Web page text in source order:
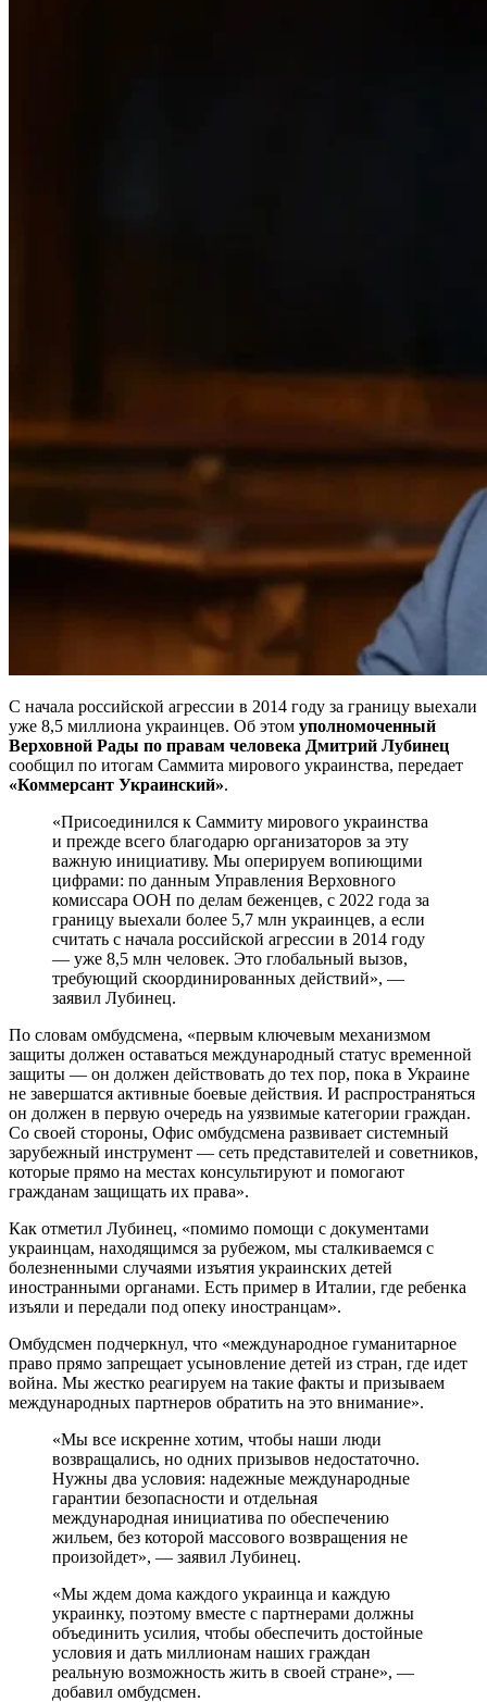
С начала российской агрессии в 2014 году за границу выехали
уже 8,5 миллиона украинцев. Об этом уполномоченный
Верховной Рады по правам человека Дмитрий Лубинец
сообщил по итогам Саммита мирового украинства, передает
«Коммерсант Украинский».
«Присоединился к Саммиту мирового украинства
и прежде всего благодарю организаторов за эту
важную инициативу. Мы оперируем вопиющими
цифрами: по данным Управления Верховного
комиссара ООН по делам беженцев, с 2022 года за
границу выехали более 5,7 млн украинцев, а если
считать с начала российской агрессии в 2014 году
— уже 8,5 млн человек. Это глобальный вызов,
требующий скоординированных действий», —
заявил Лубинец.
По словам омбудсмена, «первым ключевым механизмом
защиты должен оставаться международный статус временной
защиты — он должен действовать до тех пор, пока в Украине
не завершатся активные боевые действия. И распространяться
он должен в первую очередь на уязвимые категории граждан.
Со своей стороны, Офис омбудсмена развивает системный
зарубежный инструмент — сеть представителей и советников,
которые прямо на местах консультируют и помогают
гражданам защищать их права».
Как отметил Лубинец, «помимо помощи с документами
украинцам, находящимся за рубежом, мы сталкиваемся с
болезненными случаями изъятия украинских детей
иностранными органами. Есть пример в Италии, где ребенка
изъяли и передали под опеку иностранцам».
Омбудсмен подчеркнул, что «международное гуманитарное
право прямо запрещает усыновление детей из стран, где идет
война. Мы жестко реагируем на такие факты и призываем
международных партнеров обратить на это внимание».
«Мы все искренне хотим, чтобы наши люди
возвращались, но одних призывов недостаточно.
Нужны два условия: надежные международные
гарантии безопасности и отдельная
международная инициатива по обеспечению
жильем, без которой массового возвращения не
произойдет», — заявил Лубинец.
«Мы ждем дома каждого украинца и каждую
украинку, поэтому вместе с партнерами должны
объединить усилия, чтобы обеспечить достойные
условия и дать миллионам наших граждан
реальную возможность жить в своей стране», —
добавил омбудсмен.